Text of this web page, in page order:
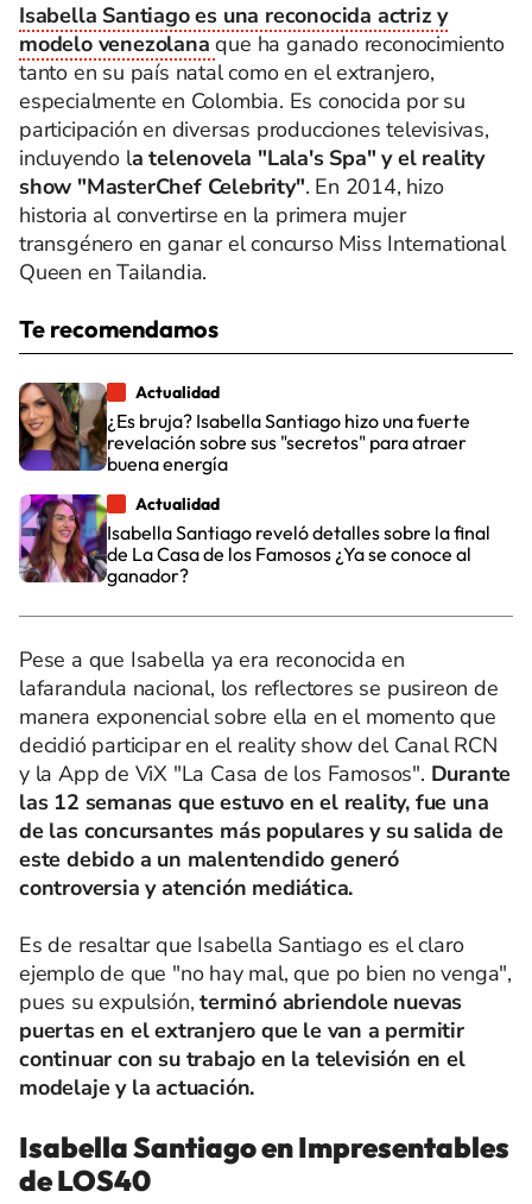
Isabella Santiago es una reconocida actriz y
modelo venezolanaque ha ganado reconocimiento
tanto en su país natal como en el extranjero,
especialmente en Colombia. Es conocida por su
participación en diversas producciones televisivas,
incluyendo la telenovela "Lala's Spa" y el reality
show "MasterChef Celebrity". En 2014, hizo
historia al convertirse en la primera mujer
transgénero en ganar el concurso Miss International
Queen en Tailandia.
Te recomendamos
Actualidad
¿Es bruja? Isabella Santiago hizo una fuerte
revelación sobre sus "secretos" para atraer
buena energía
Actualidad
Isabella Santiago reveló detalles sobre la final
de La Casa de los Famosos ¿Ya se conoce al
ganador?
Pese a que Isabella ya era reconocida en
lafarandula nacional, los reflectores se pusireon de
manera exponencial sobre ella en el momento que
decidió participar en el reality show del Canal RCN
y la App de ViX "La Casa de los Famosos". Durante
las 12 semanas que estuvo en el reality, fue una
de las concursantes más populares y su salida de
este debido a un malentendido generó
controversia y atención mediática.
Es de resaltar que Isabella Santiago es el claro
ejemplo de que "no hay mal, que po bien no venga",
pues su expulsión,terminó abriendole nuevas
puertas en el extranjero que le van a permitir
continuar con su trabajo en la televisión en el
modelaje y la actuación.
Isabella Santiago en Impresentables
de LOS40